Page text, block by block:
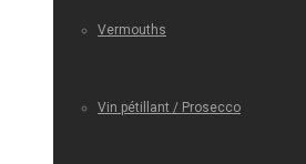
Vermouths
Vin pétillant / Prosecco